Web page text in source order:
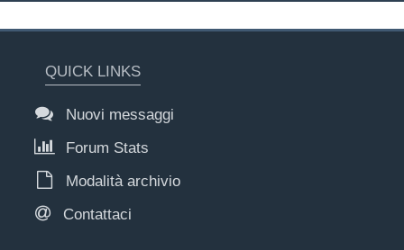
QUICK LINKS
Nuovi messaggi
Forum Stats
Modalità archivio
Contattaci